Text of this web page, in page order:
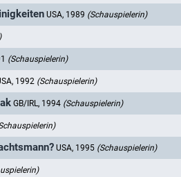
USA, 1989 (Schauspielerin)
(Schauspielerin)
1992 (Schauspielerin)
GB/IRL, 1994 (Schauspielerin)
USA, 1995 (Schauspielerin)